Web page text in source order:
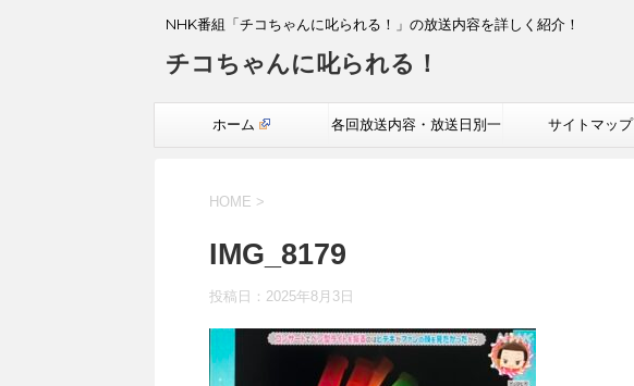
NHK番組「チコちゃんに叱られる！」の放送内容を詳しく紹介！
チコちゃんに叱られる！
ホーム 各回放送内容・放送日別一 サイトマップ
HOME >
IMG_8179
投稿日： 2025年8月3日